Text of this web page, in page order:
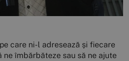
care ni-l adresează și fiecare
îmbărbăteze sau să ne ajute